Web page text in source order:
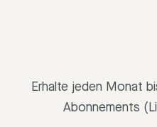
Erhalte jeden Monat
Abonnements